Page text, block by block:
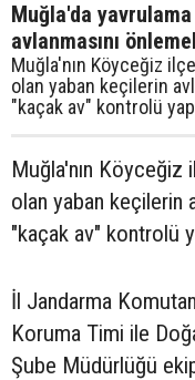
Muğla'da
avlanmasını
Muğla'nın Köyceğiz
olan yaban keçilerin
"kaçak av" kontrolü
Muğla'nın Köyceğiz
olan yaban keçilerin
"kaçak av" kontrolü
İl Jandarma
Koruma Timi ile
Şube Müdürlüğü